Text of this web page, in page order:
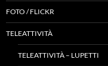
FOTO / FLICKR
TELEATTIVITÀ
TELEATTIVITÀ – LUPETTI